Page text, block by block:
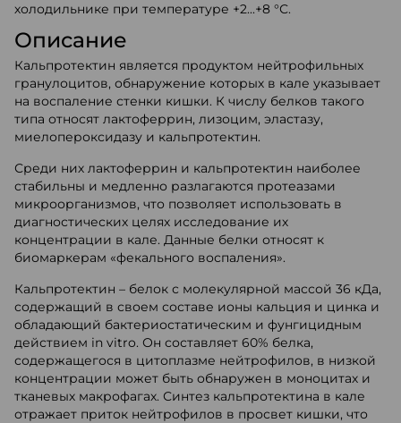
холодильнике при температуре +2...+8 °С.
Описание
Кальпротектин является продуктом нейтрофильных
гранулоцитов, обнаружение которых в кале указывает
на воспаление стенки кишки. К числу белков такого
типа относят лактоферрин, лизоцим, эластазу,
миелопероксидазу и кальпротектин.
Среди них лактоферрин и кальпротектин наиболее
стабильны и медленно разлагаются протеазами
микроорганизмов, что позволяет использовать в
диагностических целях исследование их
концентрации в кале. Данные белки относят к
биомаркерам «фекального воспаления».
Кальпротектин – белок с молекулярной массой 36 кДa,
содержащий в своем составе ионы кальция и цинка и
обладающий бактериостатическим и фунгицидным
действием in vitro. Он составляет 60% белка,
содержащегося в цитоплазме нейтрофилов, в низкой
концентрации может быть обнаружен в моноцитах и
тканевых макрофагах. Синтез кальпротектина в кале
отражает приток нейтрофилов в просвет кишки, что